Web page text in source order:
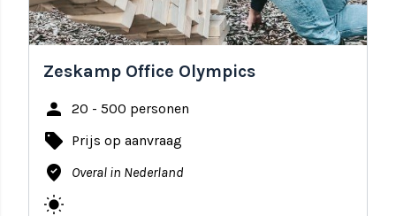
Zeskamp Office Olympics
person 20 - 500 personen
local_offer Prijs op aanvraag
where_to_vote Overal in Nederland
wb_sunny